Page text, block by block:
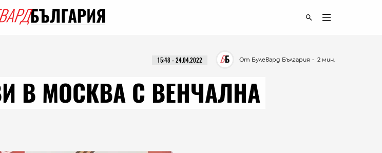
・ 2 мин.
От Булевард България
15:48 - 24.04.2022
В МОСКВА С ВЕНЧАЛНА